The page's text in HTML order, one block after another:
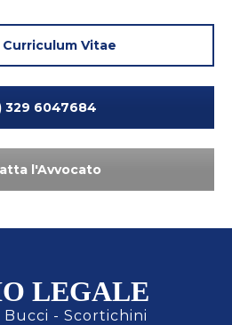
Vitae
329 6047684
l'Avvocato
LEGALE
Bucci - Scortichini